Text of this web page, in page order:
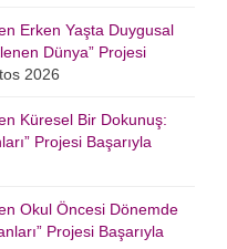
Erken Yaşta Duygusal
Dünya” Projesi
2026
Küresel Bir Dokunuş:
Projesi Başarıyla
Okul Öncesi Dönemde
Projesi Başarıyla